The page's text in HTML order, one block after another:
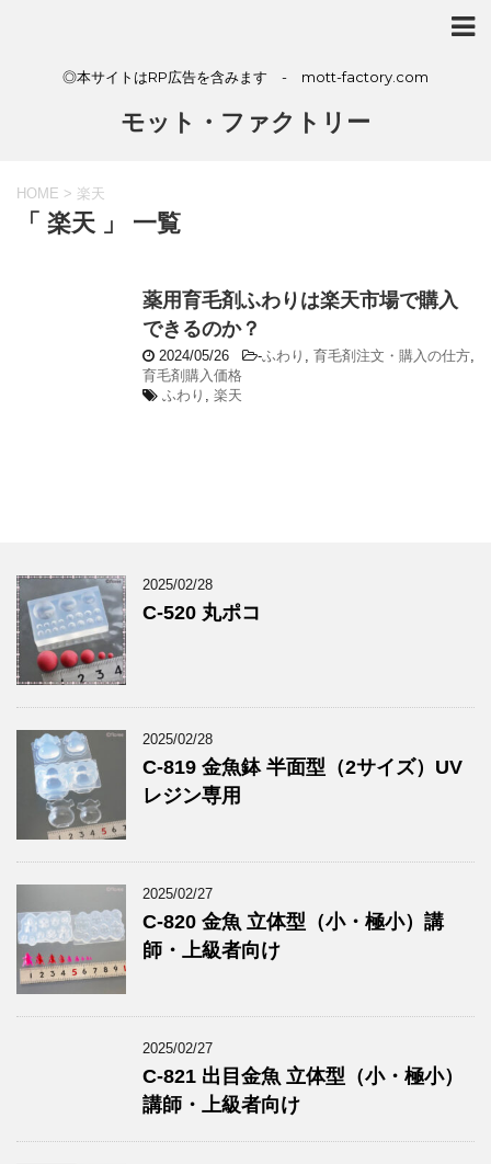
◎本サイトはRP広告を含みます - mott-factory.com
モット・ファクトリー
HOME > 楽天
「 楽天 」 一覧
薬用育毛剤ふわりは楽天市場で購入
できるのか？
2024/05/26 -ふわり , 育毛剤注文・購入の仕方,
育毛剤購入価格
ふわり , 楽天
2025/02/28
C-520 丸ポコ
2025/02/28
C-819 金魚鉢 半面型（2サイズ）UV
レジン専用
2025/02/27
C-820 金魚 立体型（小・極小）講
師・上級者向け
2025/02/27
C-821 出目金魚 立体型（小・極小）
講師・上級者向け